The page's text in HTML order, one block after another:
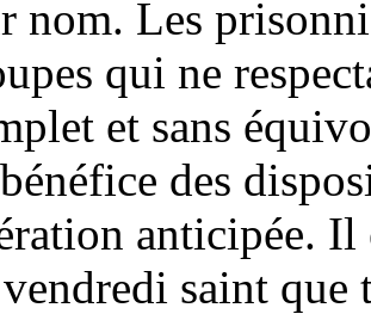
nom. Les
qui ne
et sans
des
anticipée. Il
saint que